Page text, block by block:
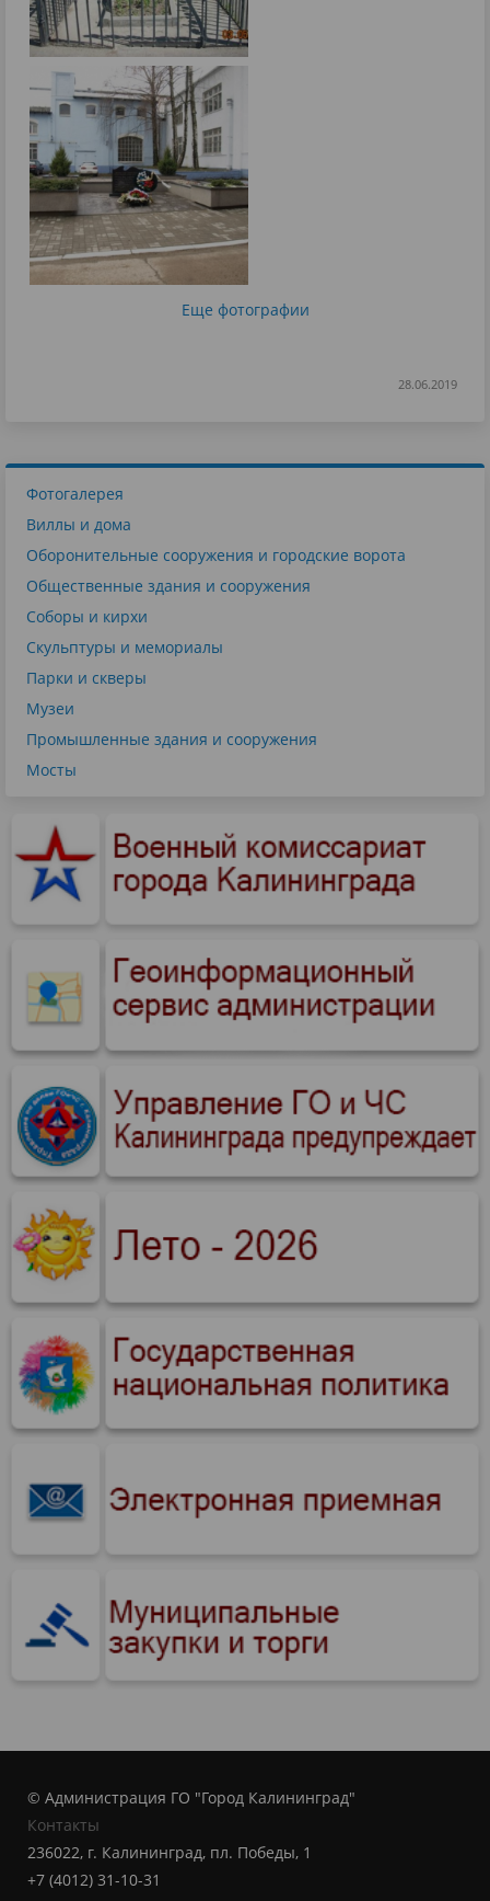
Еще фотографии
28.06.2019
Фотогалерея
Виллы и дома
Оборонительные сооружения и городские ворота
Общественные здания и сооружения
Соборы и кирхи
Скульптуры и мемориалы
Парки и скверы
Музеи
Промышленные здания и сооружения
Мосты
© Администрация ГО "Город Калининград"
Контакты
236022, г. Калининград, пл. Победы, 1
+7 (4012) 31-10-31